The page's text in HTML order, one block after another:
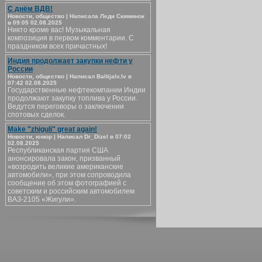
С днём ВДВ!
Новости, общество | Написала Леди Скиминок
в 09:05 02.08.2025
Никто кроме вас! Музыкальная
композиция в первом комментарии. С
праздником всех причастных!
Индия продолжает закупки нефти у
России
Новости, общество | Написал Baltijalv.lv в
07:42 02.08.2025
Государственные нефтекомпании Индии
продолжают закупку топлива у России.
Ведутся переговоры о заключении
спотовых сделок.
Make "zhiguli" great again!
Новости, юмор | Написал Dr_Dizel в 07:02
02.08.2025
Республиканская партия США
анонсировала закон, призванный
«возродить великие американские
автомобили», при этом сопроводила
сообщение об этом фотографией с
советским и российским автомобилем
ВАЗ-2105 «Жигули».